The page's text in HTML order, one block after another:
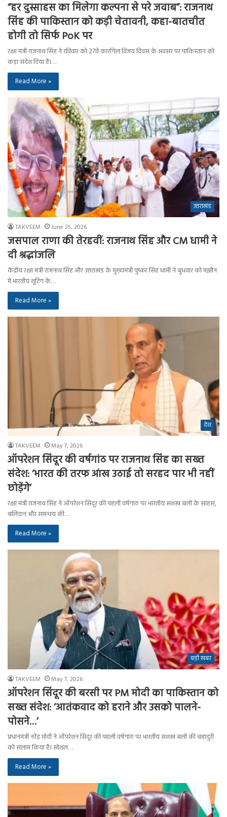
“हर दुस्साहस का मिलेगा कल्पना से परे जवाब”: राजनाथ
सिंह की पाकिस्तान को कड़ी चेतावनी, कहा-बातचीत
होगी तो सिर्फ PoK पर
रक्षा मंत्री राजनाथ सिंह ने रविवार को 27वें कारगिल विजय दिवस के अवसर पर पाकिस्तान को
कड़ा संदेश दिया है।…
Read More »
उत्तराखंड
TAKVEEM June 25, 2026
जसपाल राणा की तेरहवीं: राजनाथ सिंह और CM धामी ने
दी श्रद्धांजलि
केंद्रीय रक्षा मंत्री राजनाथ सिंह और उत्तराखंड के मुख्यमंत्री पुष्कर सिंह धामी ने बुधवार को मझौन
में भारतीय शूटिंग के…
Read More »
देश
TAKVEEM May 7, 2026
ऑपरेशन सिंदूर की वर्षगांठ पर राजनाथ सिंह का सख्त
संदेश: ‘भारत की तरफ आंख उठाई तो सरहद पार भी नहीं
छोड़ेंगे’
रक्षा मंत्री राजनाथ सिंह ने ऑपरेशन सिंदूर की पहली वर्षगांठ पर भारतीय सशस्त्र बलों के साहस,
बलिदान और समन्वय की…
Read More »
बड़ी खबर
TAKVEEM May 7, 2026
ऑपरेशन सिंदूर की बरसी पर PM मोदी का पाकिस्तान को
सख्त संदेश: ‘आतंकवाद को हराने और उसको पालने-
पोसने…’
प्रधानमंत्री नरेंद्र मोदी ने ऑपरेशन सिंदूर की पहली वर्षगांठ पर भारतीय सशस्त्र बलों की बहादुरी
को सलाम किया है। सोशल…
Read More »